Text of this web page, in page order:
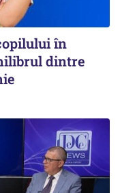
în
dintre